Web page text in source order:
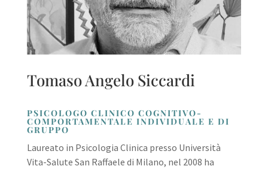
Tomaso Angelo Siccardi
PSICOLOGO CLINICO COGNITIVO-
COMPORTAMENTALE INDIVIDUALE E DI
GRUPPO
Laureato in Psicologia Clinica presso Università
Vita-Salute San Raffaele di Milano, nel 2008 ha